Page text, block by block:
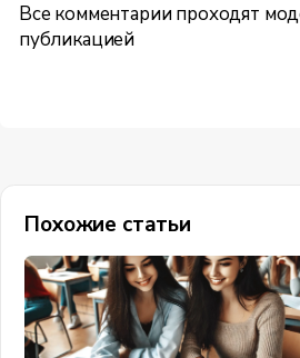
Все комментарии проходят
публикацией
Похожие статьи